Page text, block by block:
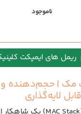
ناموجود
ریمل های ایمپکت
مک | حجم‌دهنده و
لایه‌گذاری